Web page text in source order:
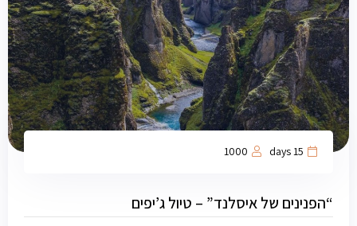
15 days
1000
“הפנינים של איסלנד” – טיול ג’יפים